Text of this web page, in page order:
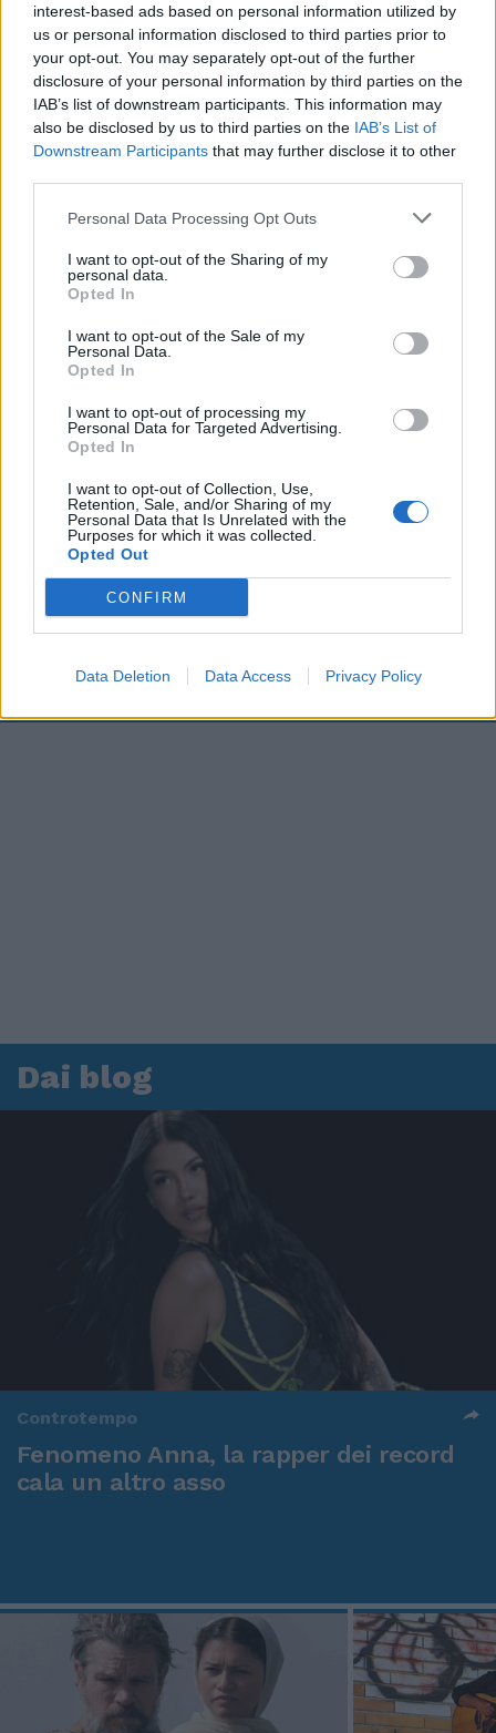
interest-based ads based on personal information utilized by
us or personal information disclosed to third parties prior to
your opt-out. You may separately opt-out of the further
disclosure of your personal information by third parties on the
IAB’s list of downstream participants. This information may
also be disclosed by us to third parties on the IAB’s List of
Downstream Participants that may further disclose it to other
Personal Data Processing Opt Outs
I want to opt-out of the Sharing of my
personal data.
Opted In
I want to opt-out of the Sale of my
Personal Data.
Opted In
I want to opt-out of processing my
Personal Data for Targeted Advertising.
Opted In
I want to opt-out of Collection, Use,
Retention, Sale, and/or Sharing of my
Personal Data that Is Unrelated with the
Purposes for which it was collected.
Opted Out
CONFIRM
Data Deletion Data Access Privacy Policy
00:00 01:16
Leonardo Maria Del Vecchio dall'ex compagna
in ospedale. Le dichiarazioni ai giornalisti
Dai blog
Controtempo
Fenomeno Anna, la rapper dei record
cala un altro asso